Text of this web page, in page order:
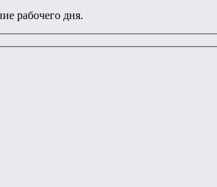
рабочего дня.